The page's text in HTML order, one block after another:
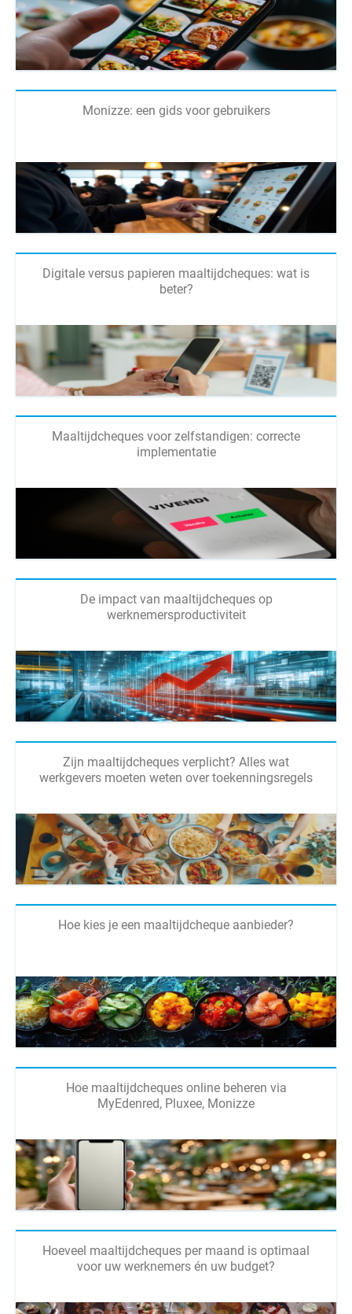
Monizze: een gids voor gebruikers
Digitale versus papieren maaltijdcheques: wat is
beter?
Maaltijdcheques voor zelfstandigen: correcte
implementatie
De impact van maaltijdcheques op
werknemersproductiviteit
Zijn maaltijdcheques verplicht? Alles wat
werkgevers moeten weten over toekenningsregels
Hoe kies je een maaltijdcheque aanbieder?
Hoe maaltijdcheques online beheren via
MyEdenred, Pluxee, Monizze
Hoeveel maaltijdcheques per maand is optimaal
voor uw werknemers én uw budget?